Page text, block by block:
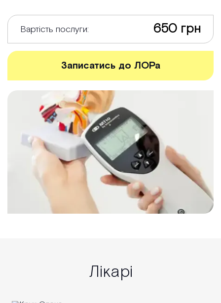
Вартість послуги: 650 грн
Записатись до ЛОРа
Лікарі